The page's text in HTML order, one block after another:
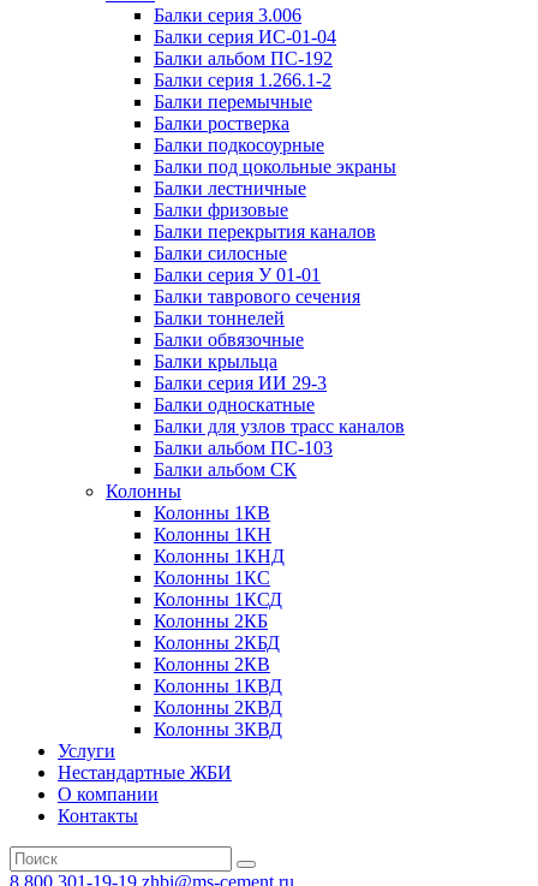
Балки серия 3.006
Балки серия ИС-01-04
Балки альбом ПС-192
Балки серия 1.266.1-2
Балки перемычные
Балки ростверка
Балки подкосоурные
Балки под цокольные экраны
Балки лестничные
Балки фризовые
Балки перекрытия каналов
Балки силосные
Балки серия У 01-01
Балки таврового сечения
Балки тоннелей
Балки обвязочные
Балки крыльца
Балки серия ИИ 29-3
Балки односкатные
Балки для узлов трасс каналов
Балки альбом ПС-103
Балки альбом СК
Колонны
Колонны 1КВ
Колонны 1КН
Колонны 1КНД
Колонны 1КС
Колонны 1КСД
Колонны 2КБ
Колонны 2КБД
Колонны 2КВ
Колонны 1КВД
Колонны 2КВД
Колонны 3КВД
Услуги
Нестандартные ЖБИ
О компании
Контакты
8 800 301-19-19 zhbi@ms-cement.ru